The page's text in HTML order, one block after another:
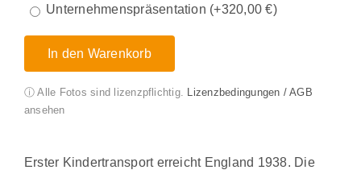
Unternehmenspräsentation (+320,00€)
In den Warenkorb
ⓘ Alle Fotos sind lizenzpflichtig.
Lizenzbedingungen / AGB
ansehen
Erster Kindertransport erreicht England 1938. Die